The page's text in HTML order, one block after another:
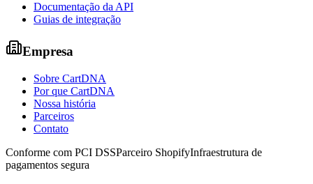
Documentação da API
Guias de integração
Empresa
Sobre CartDNA
Por que CartDNA
Nossa história
Parceiros
Contato
Conforme com PCI DSSParceiro ShopifyInfraestrutura de
pagamentos segura